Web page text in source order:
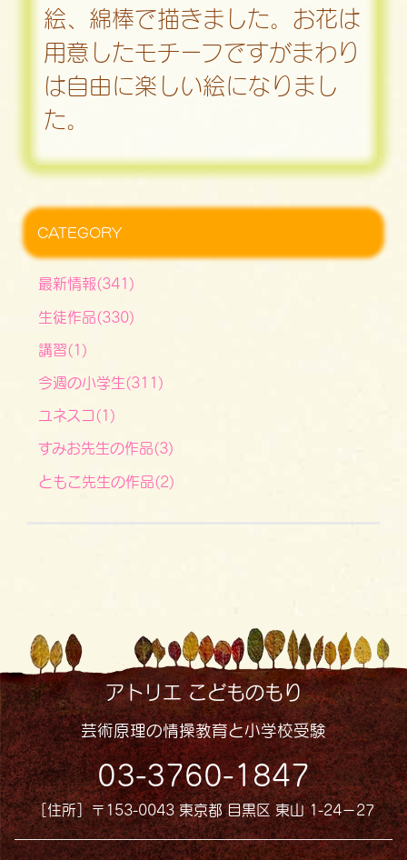
絵、綿棒で描きました。お花は
用意したモチーフですがまわり
は自由に楽しい絵になりまし
た。
CATEGORY
最新情報(341)
生徒作品(330)
講習(1)
今週の小学生(311)
ユネスコ(1)
すみお先生の作品(3)
ともこ先生の作品(2)
アトリエ こどものもり
芸術原理の情操教育と小学校受験
03-3760-1847
［住所］〒153-0043 東京都 目黒区 東山 1-24−27